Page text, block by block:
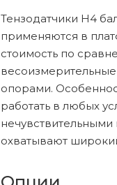
Тензодатчики Н4
применяются в
стоимость по
опорами.
работать в любых
охватывают